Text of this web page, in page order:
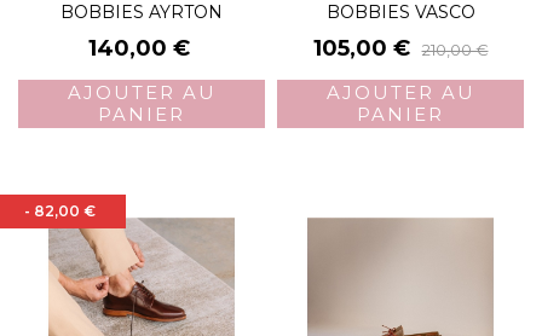
BOBBIES AYRTON
Prix
140,00 €
AJOUTER AU
PANIER
BOBBIES VASCO
Prix
105,00 € Prix
de
base
210,00 €
AJOUTER AU
PANIER
- 82,00 €